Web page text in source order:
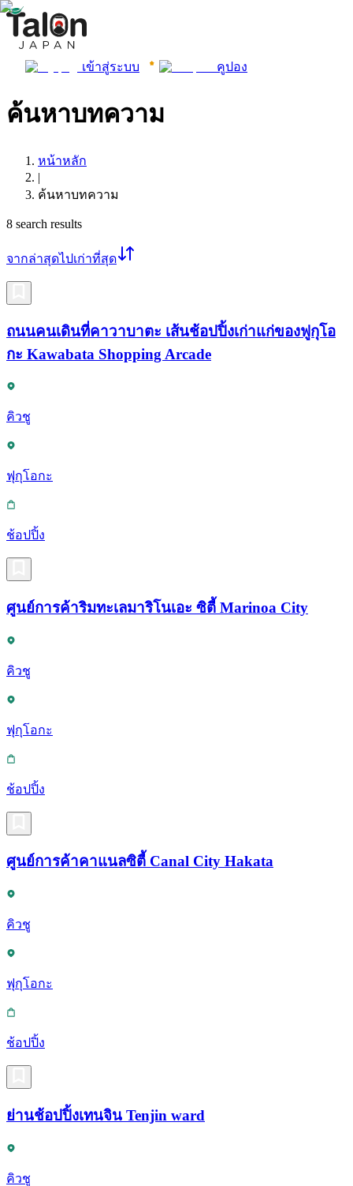
เข้าสู่ระบบ คูปอง
ค้นหาบทความ
หน้าหลัก
|
ค้นหาบทความ
8 search results
จากล่าสุดไปเก่าที่สุด
ถนนคนเดินที่คาวาบาตะ เส้นช้อปปิ้งเก่าแก่ของฟูกุโอ
กะ Kawabata Shopping Arcade
คิวชู
ฟุกุโอกะ
ช้อปปิ้ง
ศูนย์การค้าริมทะเลมาริโนเอะ ซิตี้ Marinoa City
คิวชู
ฟุกุโอกะ
ช้อปปิ้ง
ศูนย์การค้าคาแนลซิตี้ Canal City Hakata
คิวชู
ฟุกุโอกะ
ช้อปปิ้ง
ย่านช้อปปิ้งเทนจิน Tenjin ward
คิวชู